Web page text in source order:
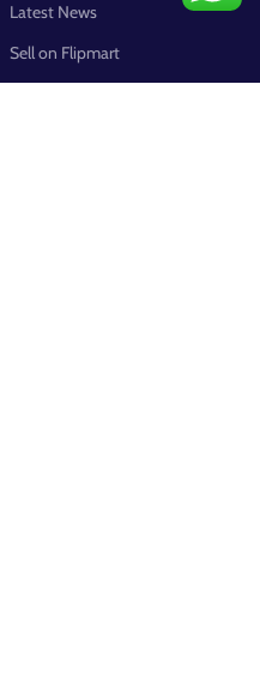
Latest News
Sell on Flipmart